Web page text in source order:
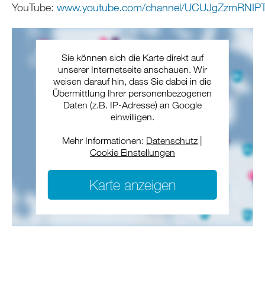
YouTube: www.youtube.com/channel/
Sie können sich die Karte direkt auf
unserer Internetseite anschauen. Wir
weisen darauf hin, dass Sie dabei in die
Übermittlung Ihrer personenbezogenen
Daten (z.B. IP-Adresse) an Google
einwilligen.
Mehr Informationen: Datenschutz
Cookie Einstellungen
Karte anzeigen